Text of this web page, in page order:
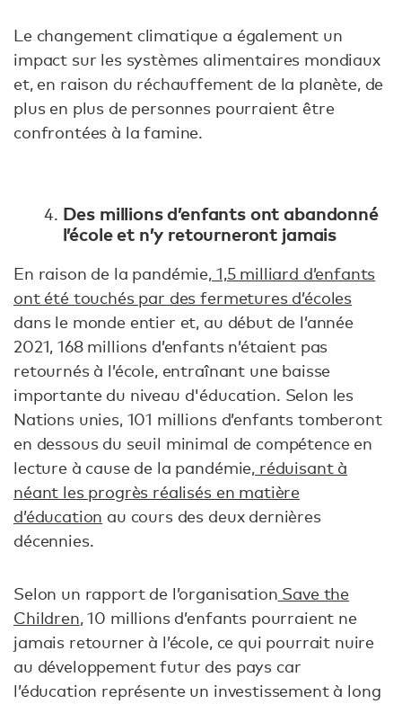
Le changement climatique a également un
impact sur les systèmes alimentaires mondiaux
et, en raison du réchauffement de la planète, de
plus en plus de personnes pourraient être
confrontées à la famine.
Des millions d’enfants ont abandonné
l’école et n’y retourneront jamais
En raison de la pandémie, 1,5 milliard d’enfants
ont été touchés par des fermetures d’écoles
dans le monde entier et, au début de l’année
2021, 168 millions d’enfants n’étaient pas
retournés à l’école, entraînant une baisse
importante du niveau d'éducation. Selon les
Nations unies, 101 millions d’enfants tomberont
en dessous du seuil minimal de compétence en
lecture à cause de la pandémie, réduisant à
néant les progrès réalisés en matière
d’éducation au cours des deux dernières
décennies.
Selon un rapport de l’organisation Save the
Children, 10 millions d’enfants pourraient ne
jamais retourner à l’école, ce qui pourrait nuire
au développement futur des pays car
l’éducation représente un investissement à long